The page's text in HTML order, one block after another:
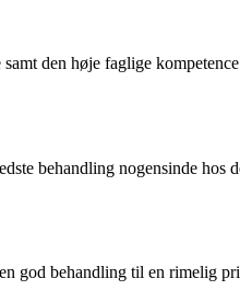
den høje faglige
behandling nogensinde hos
god behandling til en rimelig